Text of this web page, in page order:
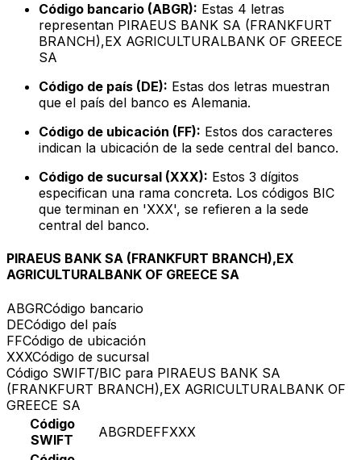
Código bancario (ABGR): Estas 4 letras
representan PIRAEUS BANK SA (FRANKFURT
BRANCH),EX AGRICULTURALBANK OF GREECE
SA
Código de país (DE): Estas dos letras muestran
que el país del banco es Alemania.
Código de ubicación (FF): Estos dos caracteres
indican la ubicación de la sede central del banco.
Código de sucursal (XXX): Estos 3 dígitos
especifican una rama concreta. Los códigos BIC
que terminan en 'XXX', se refieren a la sede
central del banco.
PIRAEUS BANK SA (FRANKFURT BRANCH),EX
AGRICULTURALBANK OF GREECE SA
ABGRCódigo bancario
DECódigo del país
FFCódigo de ubicación
XXXCódigo de sucursal
Código SWIFT/BIC para PIRAEUS BANK SA
(FRANKFURT BRANCH),EX AGRICULTURALBANK OF
GREECE SA
Código
SWIFT
ABGRDEFFXXX